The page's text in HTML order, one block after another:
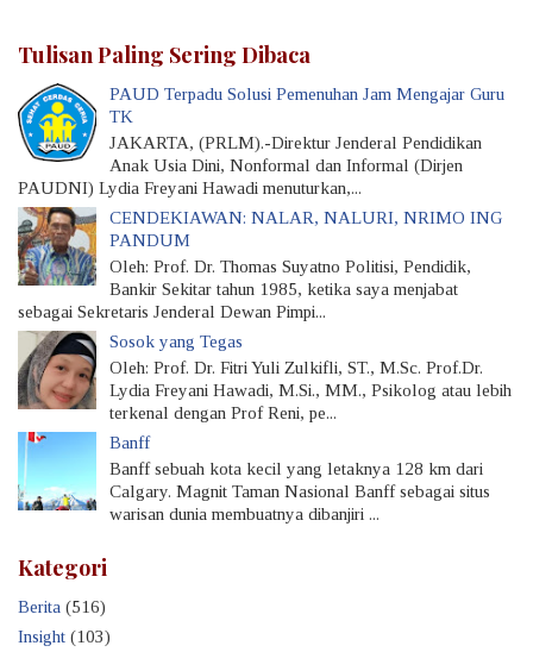
Tulisan Paling Sering Dibaca
PAUD Terpadu Solusi Pemenuhan Jam Mengajar Guru
TK
JAKARTA, (PRLM).-Direktur Jenderal Pendidikan
Anak Usia Dini, Nonformal dan Informal (Dirjen
PAUDNI) Lydia Freyani Hawadi menuturkan,...
CENDEKIAWAN: NALAR, NALURI, NRIMO ING
PANDUM
Oleh: Prof. Dr. Thomas Suyatno Politisi, Pendidik,
Bankir Sekitar tahun 1985, ketika saya menjabat
sebagai Sekretaris Jenderal Dewan Pimpi...
Sosok yang Tegas
Oleh: Prof. Dr. Fitri Yuli Zulkifli, ST., M.Sc. Prof.Dr.
Lydia Freyani Hawadi, M.Si., MM., Psikolog atau lebih
terkenal dengan Prof Reni, pe...
Banff
Banff sebuah kota kecil yang letaknya 128 km dari
Calgary. Magnit Taman Nasional Banff sebagai situs
warisan dunia membuatnya dibanjiri ...
Kategori
Berita (516)
Insight (103)